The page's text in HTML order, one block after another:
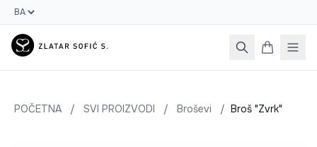
POČETNA / SVI PROIZVODI / Broševi / Broš "Zvrk"